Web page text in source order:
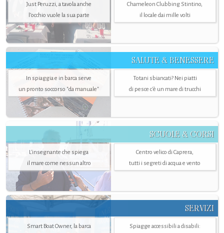
Just Peruzzi, a tavola anche
l’occhio vuole la sua parte
Chameleon Clubbing Stintino,
il locale dai mille volti
SALUTE & BENESSERE
In spiaggia e in barca serve
un pronto soccorso "da manuale"
Totani sbiancati? Nei piatti
di pesce c'è un mare di trucchi
SCUOLE & CORSI
L'insegnante che spiega
il mare come nessun altro
Centro velico di Caprera,
tutti i segreti di acqua e vento
SERVIZI
Smart Boat Owner, la barca
Spiagge accessibili a disabili: